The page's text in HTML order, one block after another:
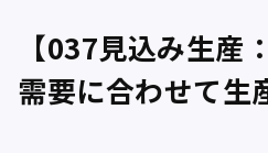
【037見込み生産
需要に合わせて生